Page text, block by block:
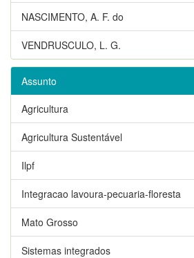
NASCIMENTO, A. F. do
VENDRUSCULO, L. G.
Assunto
Agricultura
Agricultura Sustentável
Ilpf
Integracao lavoura-pecuaria-floresta
Mato Grosso
Sistemas integrados